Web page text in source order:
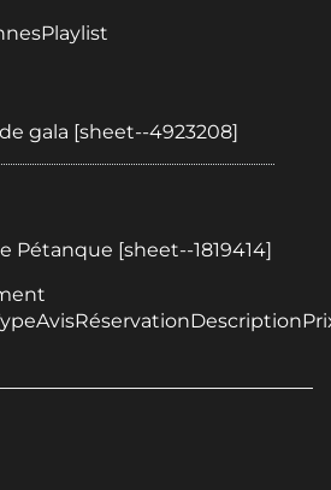
gala [sheet--4923208]
Pétanque [sheet--1819414]